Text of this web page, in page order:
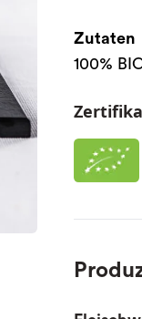
Zutaten
100%